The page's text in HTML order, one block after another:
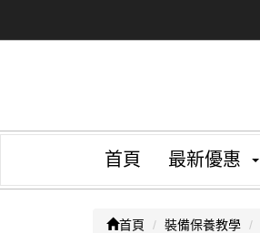
首頁 最新優惠
首頁 裝備保養教學